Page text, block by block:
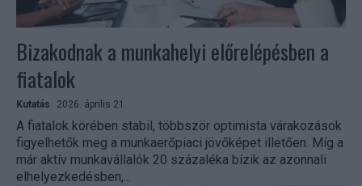
Bizakodnak a munkahelyi előrelépésben a
fiatalok
Kutatás 2026. április 21.
A fiatalok körében stabil, többször optimista várakozások
figyelhetők meg a munkaerőpiaci jövőképet illetően. Míg a
már aktív munkavállalók 20 százaléka bízik az azonnali
elhelyezkedésben,...